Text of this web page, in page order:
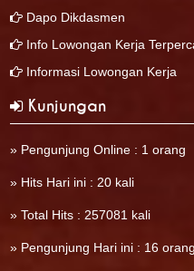
Dapo Dikdasmen
Info Lowongan Kerja
Informasi Lowongan Kerja
Kunjungan
» Pengunjung Online : 1 orang
» Hits Hari ini : 20 kali
» Total Hits : 257081 kali
» Pengunjung Hari ini : 16 orang